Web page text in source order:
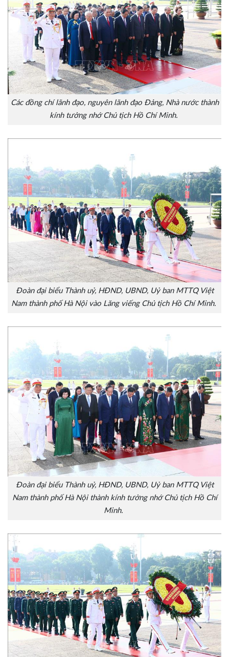
Các đồng chí lãnh đạo, nguyên lãnh đạo Đảng, Nhà nước thành
kính tưởng nhớ Chủ tịch Hồ Chí Minh.
Đoàn đại biểu Thành uỷ, HĐND, UBND, Uỷ ban MTTQ Việt
Nam thành phố Hà Nội vào Lăng viếng Chủ tịch Hồ Chí Minh.
Đoàn đại biểu Thành uỷ, HĐND, UBND, Uỷ ban MTTQ Việt
Nam thành phố Hà Nội thành kính tưởng nhớ Chủ tịch Hồ Chí
Minh.